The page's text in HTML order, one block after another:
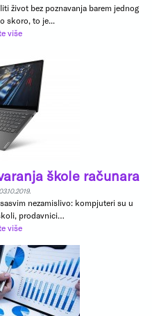
život bez poznavanja barem jednog
skoro, to je...
više
škole računara
nezamislivo: kompjuteri su u
prodavnici…
više